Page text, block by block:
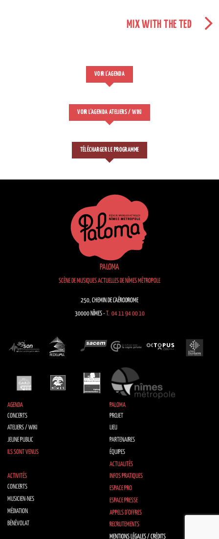
MIX WITH THE TED
VOIR L'AGENDA
VOIR L'AGENDA ATELIERS / WIKI
TÉLÉCHARGER LE PROGRAMME
PALOMA
SCÈNE DE MUSIQUES ACTUELLES DE NÎMES MÉTROPOLE
250, CHEMIN DE L’AÉRODROME
30000 NÎMES -T. 04 11 94 00 10
AGENDA
CONCERTS
ATELIERS / WIKI
JEUNE PUBLIC
ILS SONT VENUS
PALOMA
PROJET
LIEU
PARTENAIRES
ÉQUIPES
ACTUALITÉS
ACTIVITÉS
CONCERTS
MUSICIEN·NES
MÉDIATION
BÉNÉVOLAT
INFOS PRATIQUES
ESPACE PRO
ESPACE PRESSE
APPELS D’OFFRES
RECRUTEMENTS
MENTIONS LÉGALES / CRÉDITS